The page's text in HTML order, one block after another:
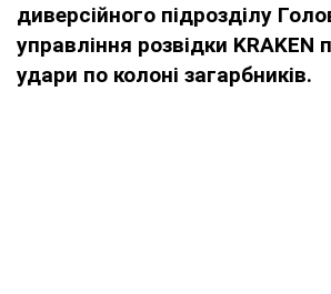
диверсійного підрозділу
управління розвідки KRAKEN
удари по колоні загарбників.